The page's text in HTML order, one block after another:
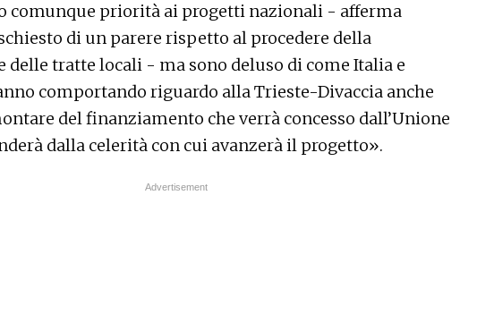
comunque priorità ai progetti nazionali - afferma
di un parere rispetto al procedere della
delle tratte locali - ma sono deluso di come Italia e
comportando riguardo alla Trieste-Divaccia anche
del finanziamento che verrà concesso dall’Unione
dalla celerità con cui avanzerà il progetto».